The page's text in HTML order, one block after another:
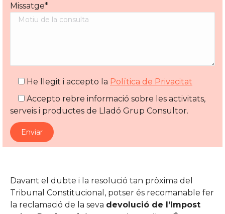
Missatge*
He llegit i accepto la Política de Privacitat
Accepto rebre informació sobre les activitats,
serveis i productes de Lladó Grup Consultor.
Davant el dubte i la resolució tan pròxima del
Tribunal Constitucional, potser és recomanable fer
la reclamació de la seva devolució de l’Impost